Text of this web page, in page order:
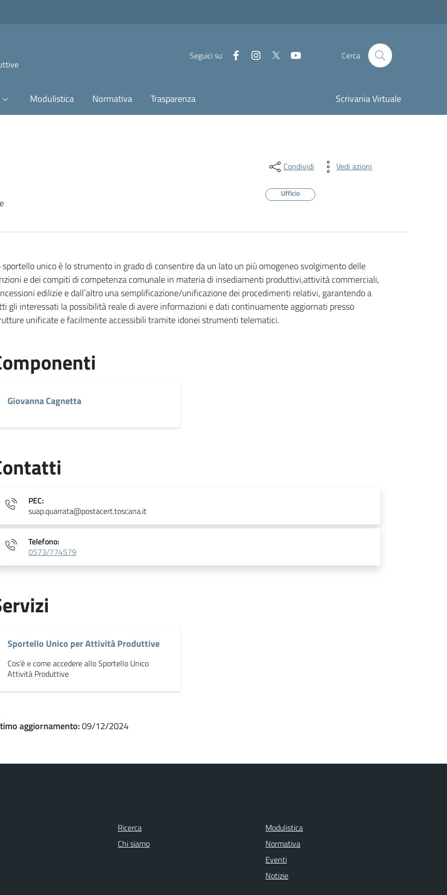
Seguici su FacebookInstagram
Twitter Cerca
Modulistica Normativa Trasparenza Scrivania Virtuale
Condividi Vedi azioni
Ufficio
sportello unico è lo strumento in grado di consentire da un lato un più omogeneo svolgimento delle
e dei compiti di competenza comunale in materia di insediamenti produttivi,attività commerciali,
edilizie e dall`altro una semplificazione/unificazione dei procedimenti relativi, garantendo a
gli interessati la possibilità reale di avere informazioni e dati continuamente aggiornati presso
unificate e facilmente accessibili tramite idonei strumenti telematici.
Giovanna Cagnetta
PEC:
suap.quarrata@postacert.toscana.it
Telefono:
0573/774579
Sportello Unico per Attività Produttive
Cos'è e come accedere allo Sportello Unico
Attività Produttive
aggiornamento:09/12/2024
Ricerca
Chi siamo
Modulistica
Normativa
Eventi
Notizie